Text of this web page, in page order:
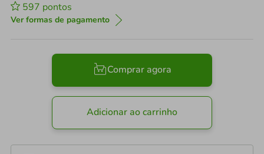
597 pontos
Ver formas de pagamento
Comprar agora
Adicionar ao carrinho